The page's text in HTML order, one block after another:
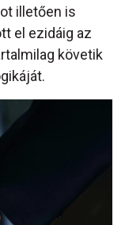
illetően is
el ezidáig az
követik